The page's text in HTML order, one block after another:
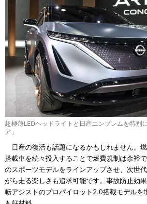
超極薄LEDヘッドライトと日産エンブレムを特別
ア」
日産の復活も話題になるかもしれません。
搭載車を続々投入することで燃費規制は余裕
のスポーツモデルをラインアップさせ、次世
がら走る楽しさも追求可能です。事故防止効
転アシストのプロパイロット2.0搭載モデルを